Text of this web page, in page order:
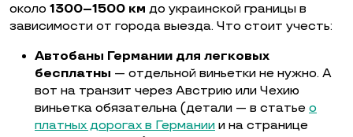
около 1300–1500 км до украинской границы в
зависимости от города выезда. Что стоит учесть:
Автобаны Германии для легковых
бесплатны — отдельной виньетки не нужно. А
вот на транзит через Австрию или Чехию
виньетка обязательна (детали — в статье о
платных дорогах в Германии и на странице